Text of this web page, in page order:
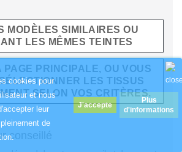
cookies pour
et nous
leur
de
Plus
d'informations
MODÈLES SIMILAIRES OU
LES MÊMES TEINTES
PRINCIPALE, OU VOUS
LES TISSUS
SELON VOS CRITÈRES.
conseillé